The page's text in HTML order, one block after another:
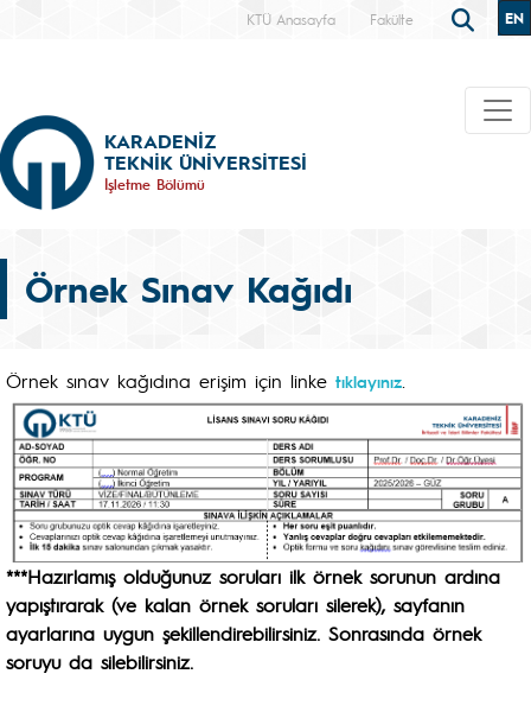
KTÜ Anasayfa Fakülte EN
KARADENİZ
TEKNİK ÜNİVERSİTESİ
İşletme Bölümü
Örnek Sınav Kağıdı
Örnek sınav kağıdına erişim için linke tıklayınız
***Hazırlamış olduğunuz soruları ilk örnek sorunun ardına
yapıştırarak (ve kalan örnek soruları silerek), sayfanın
ayarlarına uygun şekillendirebilirsiniz. Sonrasında örnek
soruyu da silebilirsiniz.